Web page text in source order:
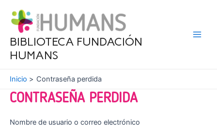
contenido
BIBLIOTECA FUNDACIÓN
HUMANS
Inicio Contraseña perdida
CONTRASEÑA PERDIDA
Nombre de usuario o correo electrónico